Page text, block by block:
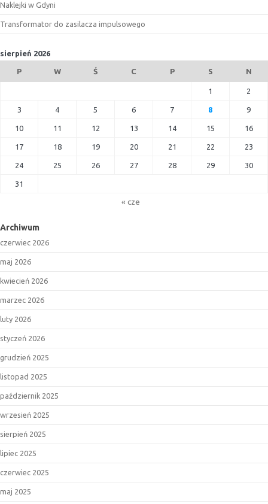
Naklejki w Gdyni
Transformator do zasilacza impulsowego
sierpień 2026
P W Ś C P S N
1 2
3 4 5 6 7 8 9
10 11 12 13 14 15 16
17 18 19 20 21 22 23
24 25 26 27 28 29 30
31
« cze
Archiwum
czerwiec 2026
maj 2026
kwiecień 2026
marzec 2026
luty 2026
styczeń 2026
grudzień 2025
listopad 2025
październik 2025
wrzesień 2025
sierpień 2025
lipiec 2025
czerwiec 2025
maj 2025